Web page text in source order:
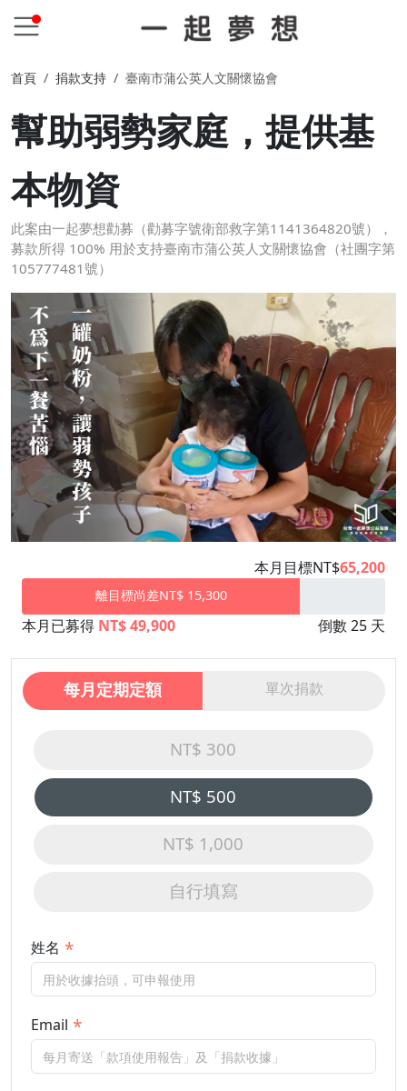
首頁 捐款支持 臺南市蒲公英人文關懷協會
幫助弱勢家庭，提供基
本物資
此案由一起夢想勸募（勸募字號衛部救字第1141364820號），
募款所得 100% 用於支持臺南市蒲公英人文關懷協會（社團字第
105777481號）
本月目標NT$65,200
離目標尚差NT$ 15,300
本月已募得 NT$ 49,900 倒數 25 天
每月定期定額 單次捐款
NT$ 300
NT$ 500
NT$ 1,000
自行填寫
姓名
Email